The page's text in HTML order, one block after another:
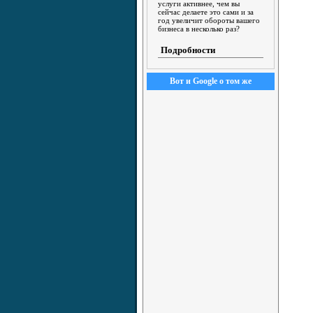
услуги активнее, чем вы
сейчас делаете это сами и за
год увеличит обороты вашего
бизнеса в несколько раз?
Подробности
Вот и Google о том же